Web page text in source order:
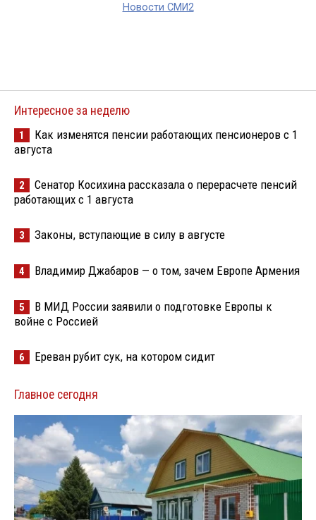
Новости СМИ2
Интересное за неделю
1
Как изменятся пенсии работающих пенсионеров с 1
августа
2
Сенатор Косихина рассказала о перерасчете пенсий
работающих с 1 августа
3 Законы, вступающие в силу в августе
4 Владимир Джабаров — о том, зачем Европе Армения
5
В МИД России заявили о подготовке Европы к
войне с Россией
6 Ереван рубит сук, на котором сидит
Главное сегодня